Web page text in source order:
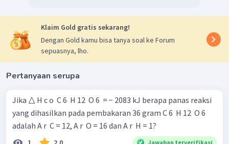
Klaim Gold gratis sekarang!
Dengan Gold kamu bisa tanya soal ke Forum
sepuasnya, lho.
Pertanyaan serupa
Jika △ H c o ​ C 6 ​ H 12 ​ O 6 ​ = − 2083 kJ berapa panas reaksi
yang dihasilkan pada pembakaran 36 gram C 6 ​ H 12 ​ O 6 ​
adalah A r ​ C = 12, A r ​ O = 16 dan A r ​ H = 1?
Jawaban terverifikasi